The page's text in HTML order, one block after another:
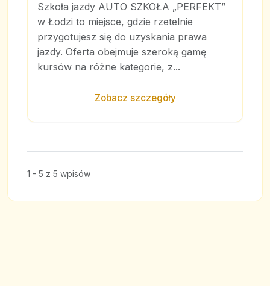
Szkoła jazdy AUTO SZKOŁA „PERFEKT”
w Łodzi to miejsce, gdzie rzetelnie
przygotujesz się do uzyskania prawa
jazdy. Oferta obejmuje szeroką gamę
kursów na różne kategorie, z...
Zobacz szczegóły
1 - 5 z 5 wpisów